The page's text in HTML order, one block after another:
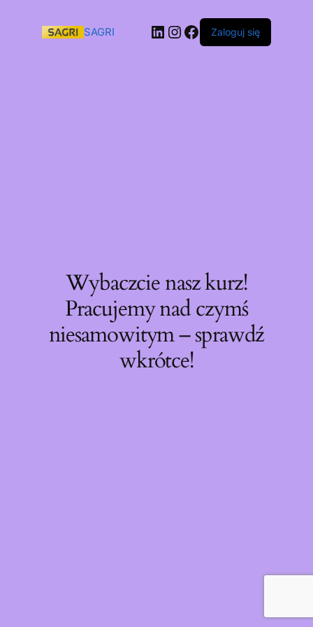
SAGRI Zaloguj się
Wybaczcie nasz kurz!
Pracujemy nad czymś
niesamowitym – sprawdź
wkrótce!